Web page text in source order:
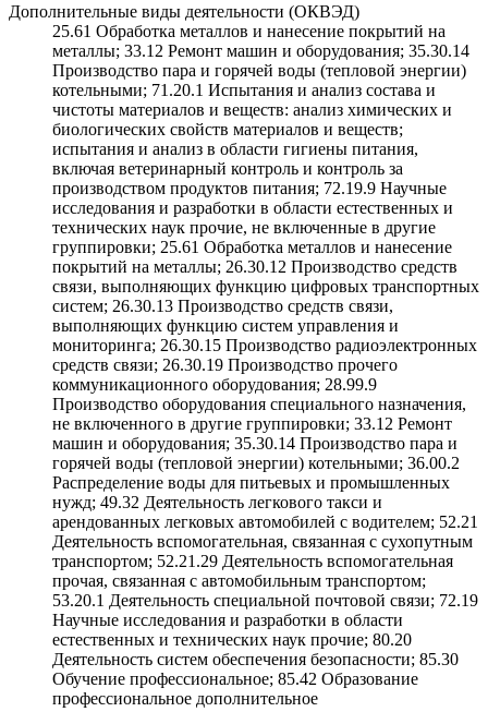
Дополнительные виды деятельности (ОКВЭД)
25.61 Обработка металлов и нанесение покрытий на
металлы; 33.12 Ремонт машин и оборудования; 35.30.14
Производство пара и горячей воды (тепловой энергии)
котельными; 71.20.1 Испытания и анализ состава и
чистоты материалов и веществ: анализ химических и
биологических свойств материалов и веществ;
испытания и анализ в области гигиены питания,
включая ветеринарный контроль и контроль за
производством продуктов питания; 72.19.9 Научные
исследования и разработки в области естественных и
технических наук прочие, не включенные в другие
группировки; 25.61 Обработка металлов и нанесение
покрытий на металлы; 26.30.12 Производство средств
связи, выполняющих функцию цифровых транспортных
систем; 26.30.13 Производство средств связи,
выполняющих функцию систем управления и
мониторинга; 26.30.15 Производство радиоэлектронных
средств связи; 26.30.19 Производство прочего
коммуникационного оборудования; 28.99.9
Производство оборудования специального назначения,
не включенного в другие группировки; 33.12 Ремонт
машин и оборудования; 35.30.14 Производство пара и
горячей воды (тепловой энергии) котельными; 36.00.2
Распределение воды для питьевых и промышленных
нужд; 49.32 Деятельность легкового такси и
арендованных легковых автомобилей с водителем; 52.21
Деятельность вспомогательная, связанная с сухопутным
транспортом; 52.21.29 Деятельность вспомогательная
прочая, связанная с автомобильным транспортом;
53.20.1 Деятельность специальной почтовой связи; 72.19
Научные исследования и разработки в области
естественных и технических наук прочие; 80.20
Деятельность систем обеспечения безопасности; 85.30
Обучение профессиональное; 85.42 Образование
профессиональное дополнительное